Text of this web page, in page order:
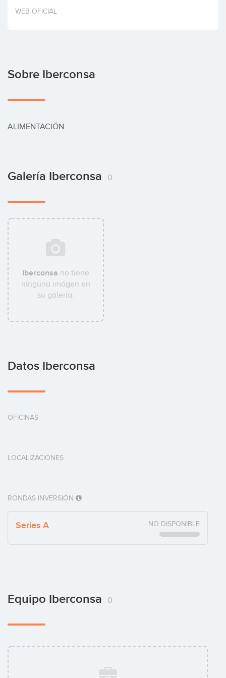
Invertir
WEB OFICIAL
Sobre Iberconsa
ALIMENTACIÓN
Galería Iberconsa 0
Iberconsa no tiene
ninguna imágen en
su galería.
Datos Iberconsa
OFICINAS
LOCALIZACIONES
RONDAS INVERSIÓN
Series A NO DISPONIBLE
Equipo Iberconsa 0